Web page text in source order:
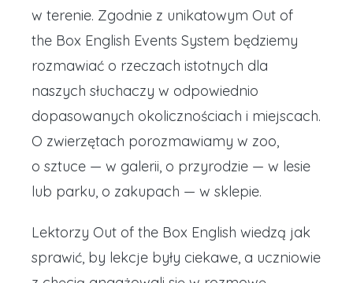
w terenie. Zgodnie z unikatowym Out of
the Box English Events System będziemy
rozmawiać o rzeczach istotnych dla
naszych słuchaczy w odpowiednio
dopasowanych okolicznościach i miejscach.
O zwierzętach porozmawiamy w zoo,
o sztuce — w galerii, o przyrodzie — w lesie
lub parku, o zakupach — w sklepie.
Lektorzy Out of the Box English wiedzą jak
sprawić, by lekcje były ciekawe, a uczniowie